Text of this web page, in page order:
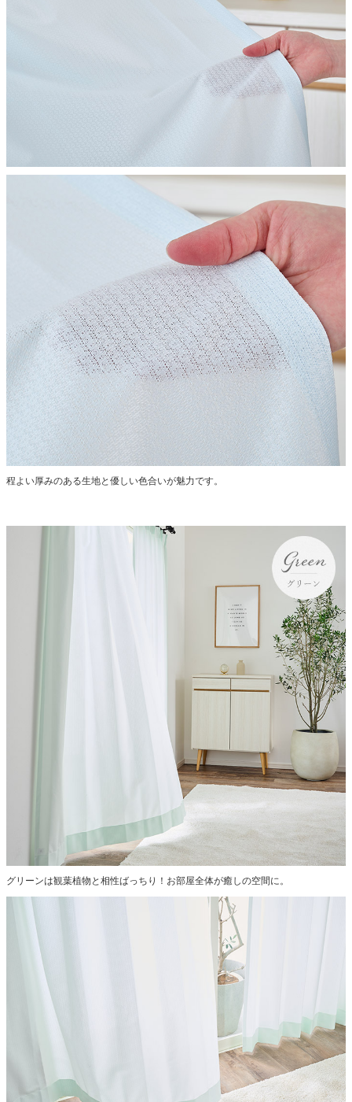
程よい厚みのある生地と優しい色合いが魅力です。
グリーンは観葉植物と相性ばっちり！お部屋全体が癒しの空間に。